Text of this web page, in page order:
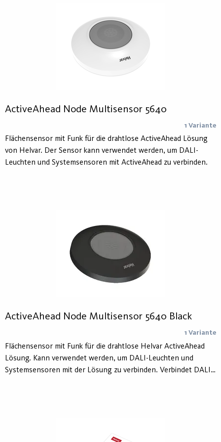
ActiveAhead Node Multisensor 5640
1 Variante
Flächensensor mit Funk für die drahtlose ActiveAhead Lösung
von Helvar. Der Sensor kann verwendet werden, um DALI-
Leuchten und Systemsensoren mit ActiveAhead zu verbinden.
ActiveAhead Node Multisensor 5640 Black
1 Variante
Flächensensor mit Funk für die drahtlose Helvar ActiveAhead
Lösung. Kann verwendet werden, um DALI-Leuchten und
Systemsensoren mit der Lösung zu verbinden. Verbindet DALI-